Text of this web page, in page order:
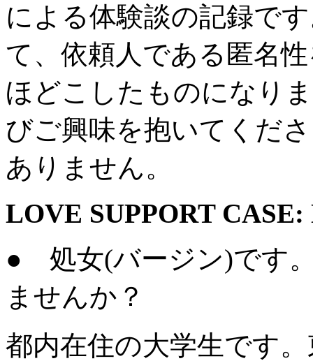
による体験談の記録で
て、依頼人である匿名
ほどこしたものになり
びご興味を抱いてくだ
ありません。
LOVE SUPPORT CASE:
● 処女(バージン)です
ませんか？
都内在住の大学生です